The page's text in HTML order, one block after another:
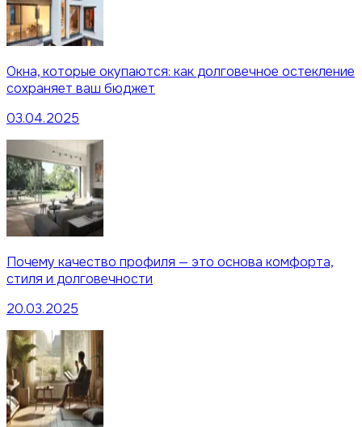
Окна, которые окупаются: как долговечное остекление
сохраняет ваш бюджет
03.04.2025
Почему качество профиля — это основа комфорта,
стиля и долговечности
20.03.2025